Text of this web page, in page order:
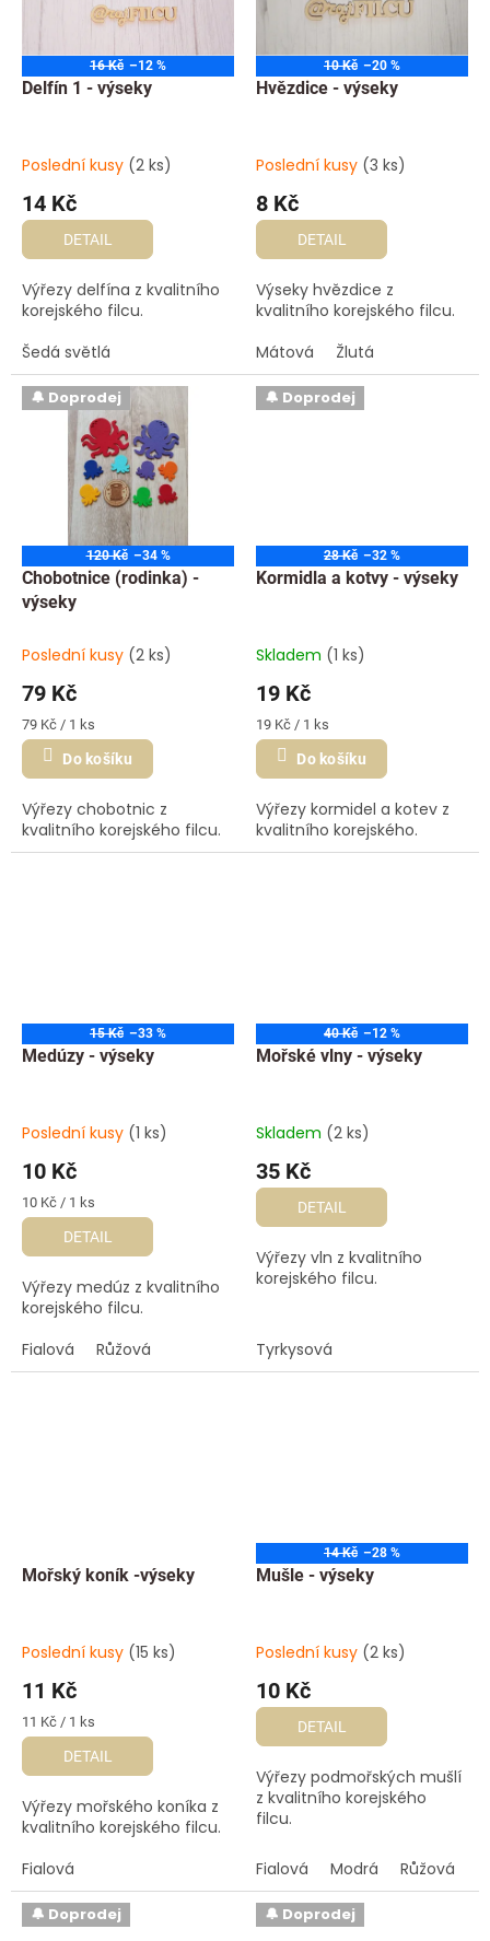
16 Kč –12 %
Delfín 1 - výseky
Poslední kusy (2 ks)
14 Kč
DETAIL
Výřezy delfína z kvalitního
korejského filcu.
Šedá světlá
10 Kč –20 %
Hvězdice - výseky
Poslední kusy (3 ks)
8 Kč
DETAIL
Výseky hvězdice z
kvalitního korejského filcu.
Mátová
Žlutá
🔔 Doprodej
120 Kč –34 %
Chobotnice (rodinka) -
výseky
Poslední kusy (2 ks)
79 Kč
Měrná
cena:
79 Kč / 1 ks
Do košíku
Výřezy chobotnic z
kvalitního korejského filcu.
🔔 Doprodej
28 Kč –32 %
Kormidla a kotvy - výseky
Skladem (1 ks)
19 Kč
Měrná
cena:
19 Kč / 1 ks
Do košíku
Výřezy kormidel a kotev z
kvalitního korejského.
15 Kč –33 %
Medúzy - výseky
Poslední kusy (1 ks)
10 Kč
Měrná
cena:
10 Kč / 1 ks
DETAIL
Výřezy medúz z kvalitního
korejského filcu.
Fialová
Růžová
40 Kč –12 %
Mořské vlny - výseky
Skladem (2 ks)
35 Kč
DETAIL
Výřezy vln z kvalitního
korejského filcu.
Tyrkysová
Mořský koník -výseky
Poslední kusy (15 ks)
11 Kč
Měrná
cena:
11 Kč / 1 ks
DETAIL
Výřezy mořského koníka z
kvalitního korejského filcu.
Fialová
14 Kč –28 %
Mušle - výseky
Poslední kusy (2 ks)
10 Kč
DETAIL
Výřezy podmořských mušlí
z kvalitního korejského
filcu.
Fialová Modrá Růžová
🔔 Doprodej 🔔 Doprodej